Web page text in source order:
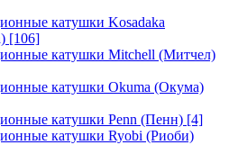
катушки Kosadaka
[106]
катушки Mitchell (Митчел)
катушки Okuma (Окума)
катушки Penn (Пенн) [4]
катушки Ryobi (Риоби)